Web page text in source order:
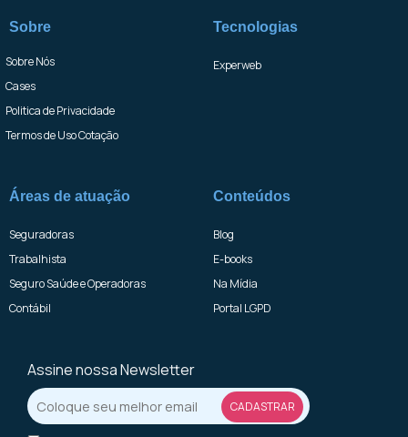
Sobre
Sobre Nós
Cases
Politica de Privacidade
Termos de Uso Cotação
Tecnologias
Experweb
Áreas de atuação
Seguradoras
Trabalhista
Seguro Saúde e Operadoras
Contábil
Conteúdos
Blog
E-books
Na Mídia
Portal LGPD
Assine nossa Newsletter